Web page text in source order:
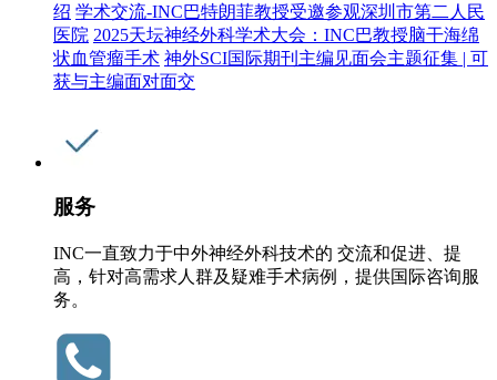
绍 学术交流-INC巴特朗菲教授受邀参观深圳市第二人民
医院 2025天坛神经外科学术大会：INC巴教授脑干海绵
状血管瘤手术 神外SCI国际期刊主编见面会主题征集 | 可
获与主编面对面交
服务
INC一直致力于中外神经外科技术的 交流和促进、提
高，针对高需求人群及疑难手术病例，提供国际咨询服
务。